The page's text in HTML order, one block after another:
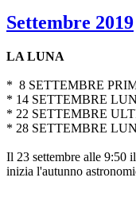
Settembre 2019
LA LUNA
* 8 SETTEMBRE
* 14 SETTEMBRE
* 22 SETTEMBRE
* 28 SETTEMBRE
Il 23 settembre alle 9:50
inizia l'autunno